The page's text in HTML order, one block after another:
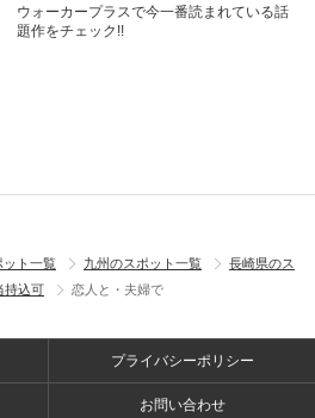
ウォーカープラスで今一番読まれている話
題作をチェック!!
ット一覧 九州のスポット一覧
長崎県のス
持込可 恋人と・夫婦で
プライバシーポリシー
お問い合わせ